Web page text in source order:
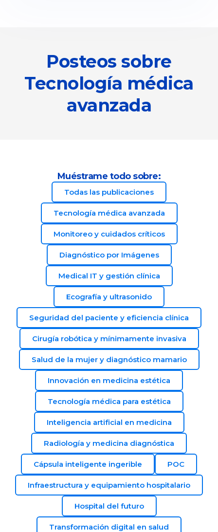
Posteos sobre
Tecnología médica
avanzada
Muéstrame todo sobre:
Todas las publicaciones
Tecnología médica avanzada
Monitoreo y cuidados críticos
Diagnóstico por Imágenes
Medical IT y gestión clínica
Ecografía y ultrasonido
Seguridad del paciente y eficiencia clínica
Cirugía robótica y mínimamente invasiva
Salud de la mujer y diagnóstico mamario
Innovación en medicina estética
Tecnología médica para estética
Inteligencia artificial en medicina
Radiología y medicina diagnóstica
Cápsula inteligente ingerible POC
Infraestructura y equipamiento hospitalario
Hospital del futuro
Transformación digital en salud